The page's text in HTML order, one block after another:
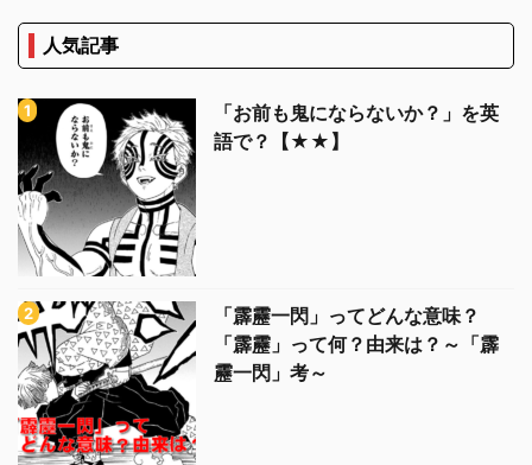
人気記事
「お前も鬼にならないか？」を英
語で？【★★】
「霹靂一閃」ってどんな意味？
「霹靂」って何？由来は？～「霹
靂一閃」考～